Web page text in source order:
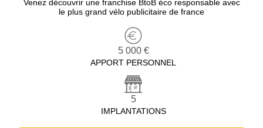
Venez découvrir une franchise BtoB éco responsable avec
le plus grand vélo publicitaire de france
5 000 €
APPORT PERSONNEL
5
IMPLANTATIONS